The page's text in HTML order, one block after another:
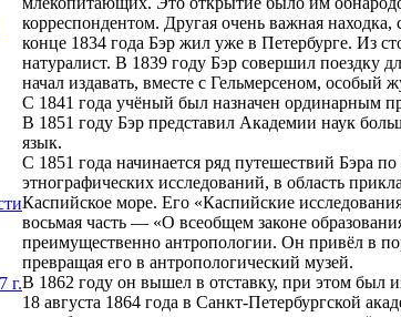
г.
корреспондентом. Другая очень важная
конце 1834 года Бэр жил уже в Петербурге. Из
натуралист. В 1839 году Бэр совершил поездку
начал издавать, вместе с Гельмерсеном,
С 1841 года учёный был назначен ординарным
В 1851 году Бэр представил Академии наук
язык.
С 1851 года начинается ряд путешествий Бэра
этнографических исследований, в область
Каспийское море. Его «Каспийские
восьмая часть — «О всеобщем законе
преимущественно антропологии. Он привёл в
превращая его в антропологический музей.
В 1862 году он вышел в отставку, при этом был
18 августа 1864 года в Санкт-Петербургской